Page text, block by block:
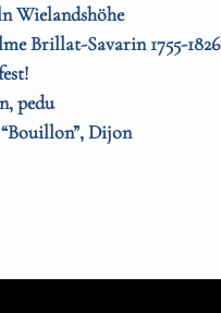
Wielandshöhe
Brillat-Savarin 1755-1826
pedu
Dijon